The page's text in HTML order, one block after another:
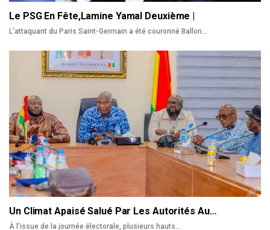
Le PSG En Fête,Lamine Yamal Deuxième |
L’attaquant du Paris Saint-Germain a été couronné Ballon…
Un Climat Apaisé Salué Par Les Autorités Au…
À l’issue de la journée électorale, plusieurs hauts